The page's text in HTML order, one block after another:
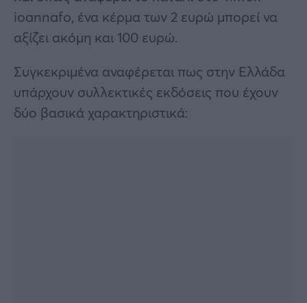
ioannafo, ένα κέρμα των 2 ευρώ μπορεί να
αξίζει ακόμη και 100 ευρώ.
Συγκεκριμένα αναφέρεται πως στην Ελλάδα
υπάρχουν συλλεκτικές εκδόσεις που έχουν
δύο βασικά χαρακτηριστικά: